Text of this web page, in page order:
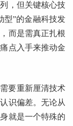
，但关键核心技
型”的金融科技发
而是需真正扎根
点入手来推动金
要重新厘清技术
识偏差。无论从
就是一个特殊的